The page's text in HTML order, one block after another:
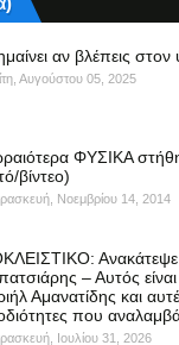
αν βλέπεις
Αυγούστου 05, 2025
ΦΥΣΙΚΑ
βίντεο)
Νοεμβρίου 14, 2014
Ανακάτεψε
– Αυτός
Αμανατίδης και
που
Ιουλίου 31, 2026